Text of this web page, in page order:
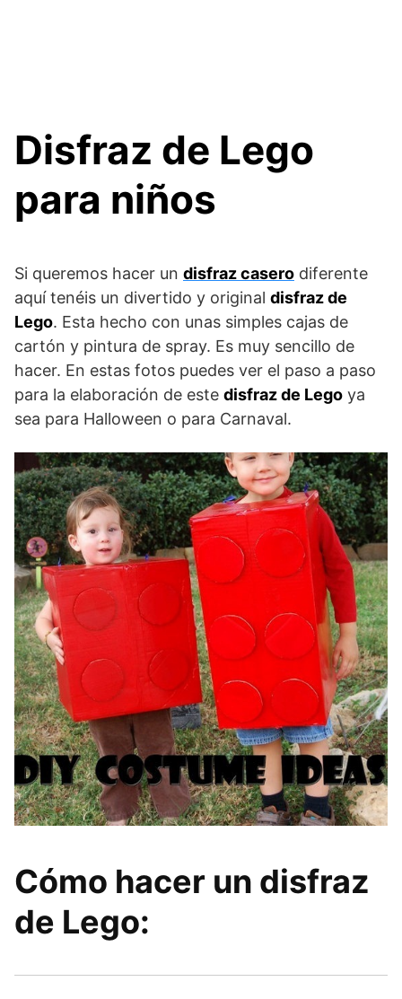
Disfraz de Lego
para niños
Si queremos hacer un disfraz casero diferente
aquí tenéis un divertido y original disfraz de
Lego. Esta hecho con unas simples cajas de
cartón y pintura de spray. Es muy sencillo de
hacer. En estas fotos puedes ver el paso a paso
para la elaboración de este disfraz de Lego ya
sea para Halloween o para Carnaval.
Cómo hacer un disfraz
de Lego: